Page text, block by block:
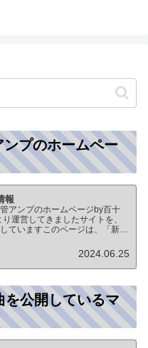
プのホームペー
報
アンプのホームページby百十
運営してきましたサイトを、
ていますこのページは、「新
なりますオーディオ情報全般の
2024.06.25
を公開しているマ